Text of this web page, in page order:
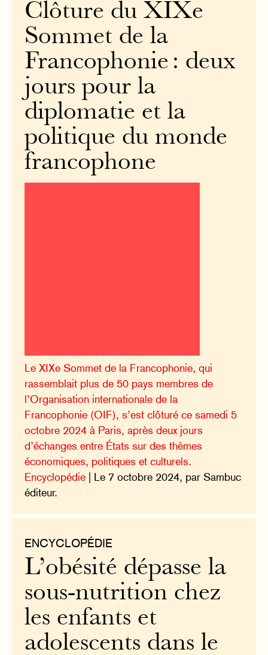
Clôture du XIXe
Sommet de la
Francophonie : deux
jours pour la
diplomatie et la
politique du monde
francophone
Le XIXe Sommet de la Francophonie, qui
rassemblait plus de 50 pays membres de
l’Organisation internationale de la
Francophonie (OIF), s’est clôturé ce samedi 5
octobre 2024 à Paris, après deux jours
d’échanges entre États sur des thèmes
économiques, politiques et culturels.
Encyclopédie | Le 7 octobre 2024, par Sambuc
éditeur.
ENCYCLOPÉDIE
L’obésité dépasse la
sous-nutrition chez
les enfants et
adolescents dans le